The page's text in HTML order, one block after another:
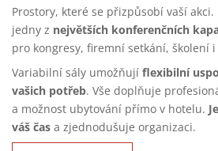
Prostory, které se přizpůsobí vaší akci.
jedny z největších konferenčních
pro kongresy, firemní setkání, školení
Variabilní sály umožňují flexibilní
vašich potřeb. Vše doplňuje
a možnost ubytování přímo v hotelu.
váš čas a zjednodušuje organizaci.